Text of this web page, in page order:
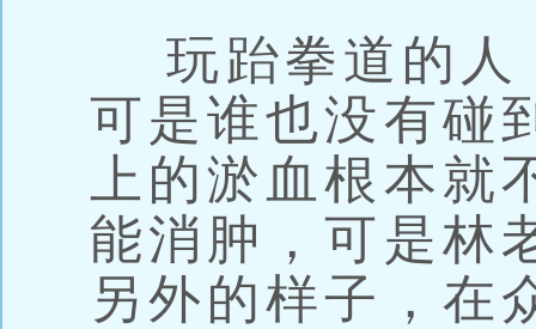
玩跆拳道的人
可是谁也没有碰
上的淤血根本
能消肿，可是林
另外的样子，在